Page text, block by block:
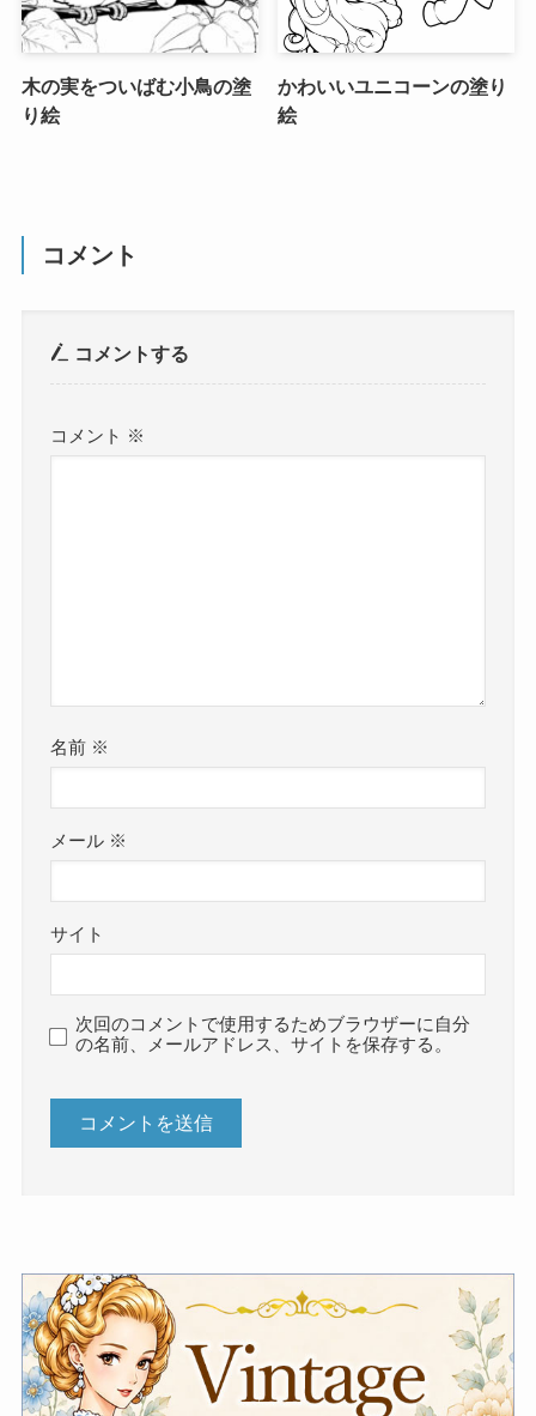
木の実をついばむ小鳥の塗
り絵
かわいいユニコーンの塗り
絵
コメント
コメントする
コメント ※
名前 ※
メール ※
サイト
次回のコメントで使用するためブラウザーに自分
の名前、メールアドレス、サイトを保存する。